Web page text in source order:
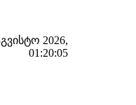
2026,
01:20:06